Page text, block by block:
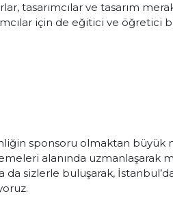
tasarımcılar ve tasarım
için de eğitici ve öğretici
sponsoru olmaktan büyük
alanında uzmanlaşarak
sizlerle buluşarak,